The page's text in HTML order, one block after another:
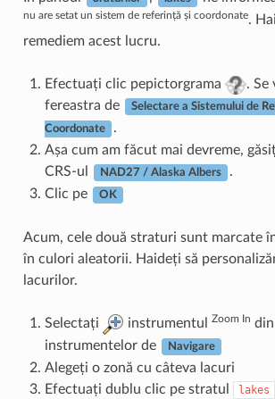
nu are setat un sistem de referință și coordonate.
remediem acest lucru.
Efectuați clic pepictorgrama
. Se
fereastra de
Selectare a Sistemului de
Coordonate
.
Așa cum am făcut mai devreme,
CRS-ul
NAD27 / Alaska Albers
.
Clic pe
OK
Acum, cele două straturi sunt marcate
în culori aleatorii. Haideți să
lacurilor.
Selectați instrumentul Zoom In
instrumentelor de
Navigare
Alegeți o zonă cu câteva lacuri
Efectuați dublu clic pe stratul
lakes